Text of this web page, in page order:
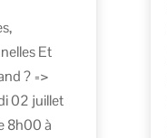
Et
? =>
02 juillet
8h00 à